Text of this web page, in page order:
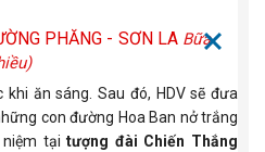
PHĂNG - SƠN LA Bữa
ăn sáng. Sau đó, HDV sẽ đưa
con đường Hoa Ban nở trắng
niệm tạitượng đài Chiến Thắng